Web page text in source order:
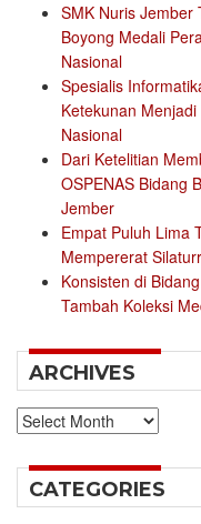
SMK Nuris Jember
Boyong Medali
Nasional
Spesialis
Ketekunan
Nasional
Dari Ketelitian
OSPENAS Bidang
Jember
Empat Puluh Lima
Mempererat
Konsisten di
Tambah Koleksi
ARCHIVES
Archives
CATEGORIES